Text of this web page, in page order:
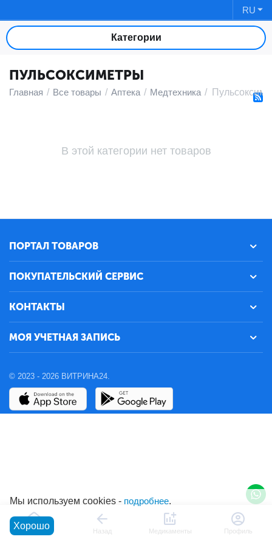
RU
Категории
ПУЛЬСОКСИМЕТРЫ
Главная / Все товары / Аптека / Медтехника /
В этой категории нет товаров
ПОРТАЛ ТОВАРОВ
ПОКУПАТЕЛЬСКИЙ СЕРВИС
КОНТАКТЫ
МОЯ УЧЕТНАЯ ЗАПИСЬ
© 2023 - 2026 ВИТРИНА24.
Главная Назад Медикаменты Профиль
Мы используем cookies - подробнее.
Хорошо